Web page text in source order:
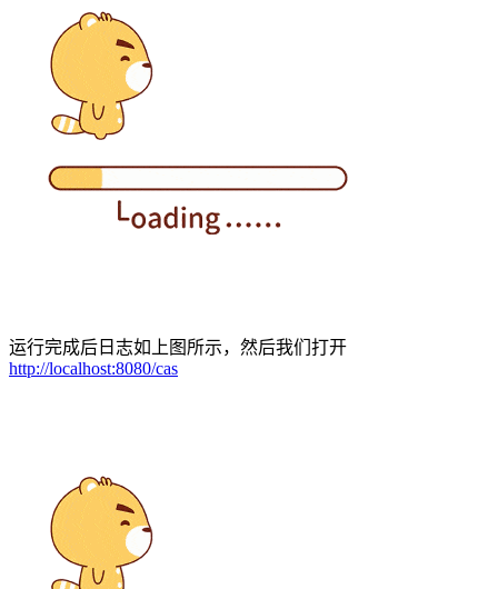
运行完成后日志如上图所示，然后我们打开
http://localhost:8080/cas